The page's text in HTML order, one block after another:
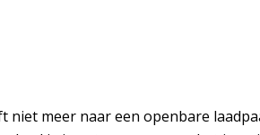
meer naar een openbare